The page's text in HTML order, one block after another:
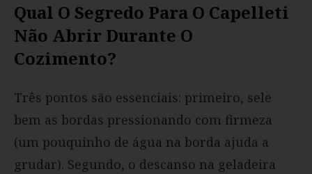
Qual O Segredo Para O Capelleti
Não Abrir Durante O
Cozimento?
Três pontos são essenciais: primeiro, sele
bem as bordas pressionando com firmeza
(um pouquinho de água na borda ajuda a
grudar). Segundo, o descanso na geladeira